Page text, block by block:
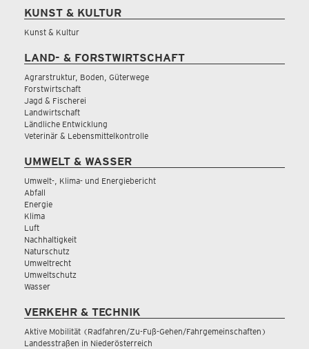
KUNST & KULTUR
Kunst & Kultur
LAND- & FORSTWIRTSCHAFT
Agrarstruktur, Boden, Güterwege
Forstwirtschaft
Jagd & Fischerei
Landwirtschaft
Ländliche Entwicklung
Veterinär & Lebensmittelkontrolle
UMWELT & WASSER
Umwelt-, Klima- und Energiebericht
Abfall
Energie
Klima
Luft
Nachhaltigkeit
Naturschutz
Umweltrecht
Umweltschutz
Wasser
VERKEHR & TECHNIK
Aktive Mobilität (Radfahren/Zu-Fuß-Gehen/Fahrgemeinschaften)
Landesstraßen in Niederösterreich